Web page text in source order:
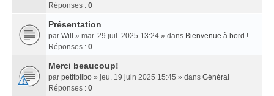
Réponses : 0
Présentation
par Will » mar. 29 juil. 2025 13:24 » dans Bienvenue à bord !
Réponses : 0
Merci beaucoup!
par petitbilbo » jeu. 19 juin 2025 15:45 » dans Général
Réponses : 0